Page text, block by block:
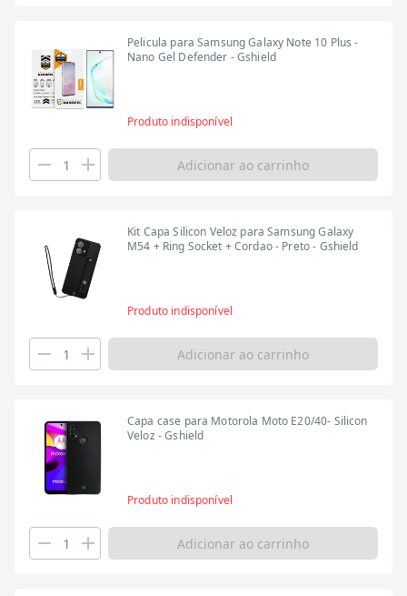
Pelicula para Samsung Galaxy Note 10 Plus -
Nano Gel Defender - Gshield
Produto indisponível
Adicionar ao carrinho
Kit Capa Silicon Veloz para Samsung Galaxy
M54 + Ring Socket + Cordao - Preto - Gshield
Produto indisponível
Adicionar ao carrinho
Capa case para Motorola Moto E20/40- Silicon
Veloz - Gshield
Produto indisponível
Adicionar ao carrinho